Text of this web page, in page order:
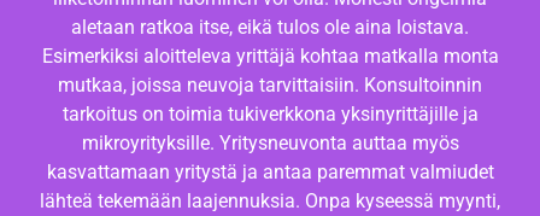
aletaan ratkoa itse, eikä tulos ole aina loistava.
Esimerkiksi aloitteleva yrittäjä kohtaa matkalla monta
mutkaa, joissa neuvoja tarvittaisiin. Konsultoinnin
tarkoitus on toimia tukiverkkona yksinyrittäjille ja
mikroyrityksille. Yritysneuvonta auttaa myös
kasvattamaan yritystä ja antaa paremmat valmiudet
lähteä tekemään laajennuksia. Onpa kyseessä myynti,